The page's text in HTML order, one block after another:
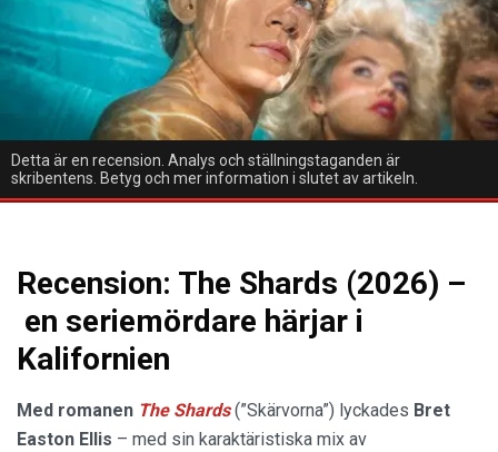
Detta är en recension. Analys och ställningstaganden är
skribentens. Betyg och mer information i slutet av artikeln.
Recension: The Shards (2026) –
en seriemördare härjar i
Kalifornien
Med romanen The Shards(”Skärvorna”) lyckades Bret
Easton Ellis – med sin karaktäristiska mix av